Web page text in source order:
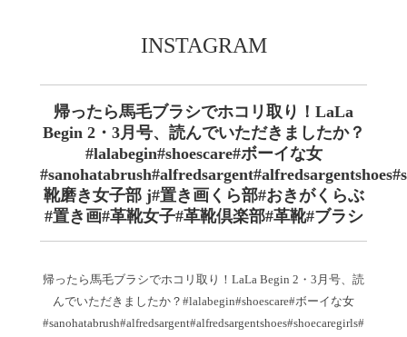
INSTAGRAM
帰ったら馬毛ブラシでホコリ取り！LaLa
Begin 2・3月号、読んでいただきましたか？
#lalabegin#shoescare#ボーイな女
靴磨き女子部 j#置き画くら部#おきがくらぶ
#置き画#革靴女子#革靴倶楽部#革靴#ブラシ
帰ったら馬毛ブラシでホコリ取り！LaLa Begin 2・3月号、読
んでいただきましたか？#lalabegin#shoescare#ボーイな女
#sanohatabrush#alfredsargent#alfredsargentshoes#shoecaregirls#